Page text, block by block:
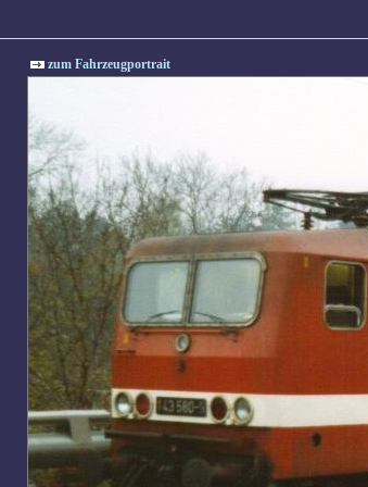
zum Fahrzeugportrait